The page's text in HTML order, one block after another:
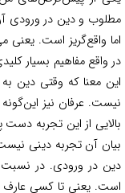
و دین در ورودی آن
واقع‌گریز است. یعنی
واقع مفاهیم بسیار
معنا که وقتی دین به
عرفان نیز این‌گونه
از این تجربه دست
آن تجربه دینی
در ورودی. در نسبت
یعنی تا کسی عارف